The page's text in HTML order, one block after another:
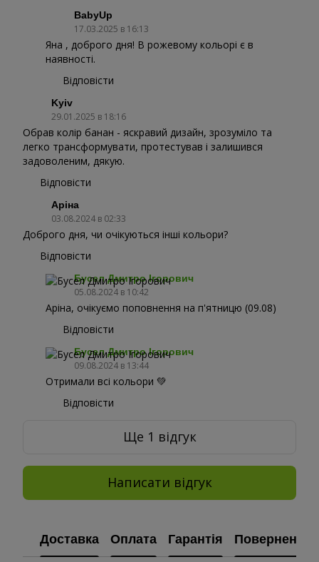
BabyUp
17.03.2025 в 16:13
Яна , доброго дня! В рожевому кольорі є в
наявності.
Відповісти
Kyiv
29.01.2025 в 18:16
Обрав колір банан - яскравий дизайн, зрозуміло та
легко трансформувати, протестував і залишився
задоволеним, дякую.
Відповісти
Аріна
03.08.2024 в 02:33
Доброго дня, чи очікуються інші кольори?
Відповісти
Бусел Дмитро Ігорович
05.08.2024 в 10:42
Аріна, очікуємо поповнення на п'ятницю (09.08)
Відповісти
Бусел Дмитро Ігорович
09.08.2024 в 13:44
Отримали всі кольори 💚
Відповісти
Ще 1 відгук
Написати відгук
Доставка Оплата Гарантія Повернення